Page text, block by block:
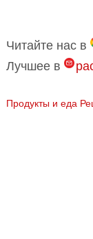
Читайте нас в
Лучшее в
Продукты и еда